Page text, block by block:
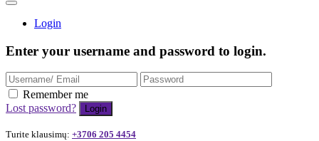
Login
Enter your username and password to login.
Remember me
Lost password?
Turite klausimų: +3706 205 4454